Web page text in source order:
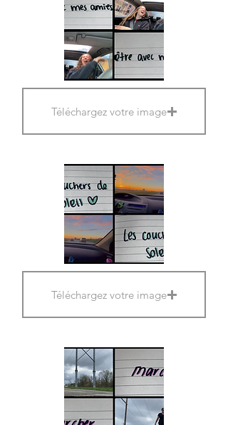
Téléchargez votre image
Téléchargez votre image